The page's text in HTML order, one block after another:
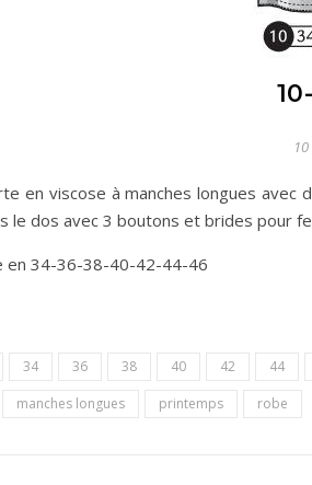
en viscose à manches longues
le dos avec 3 boutons et brides pour
en 34-36-38-40-42-44-46
34 36 38 40 42 44
manches longues printemps robe